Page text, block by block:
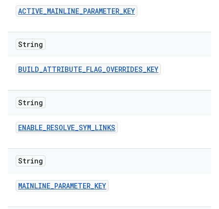
ACTIVE_MAINLINE_PARAMETER_KEY
String
BUILD_ATTRIBUTE_FLAG_OVERRIDES_KEY
String
ENABLE_RESOLVE_SYM_LINKS
String
MAINLINE_PARAMETER_KEY